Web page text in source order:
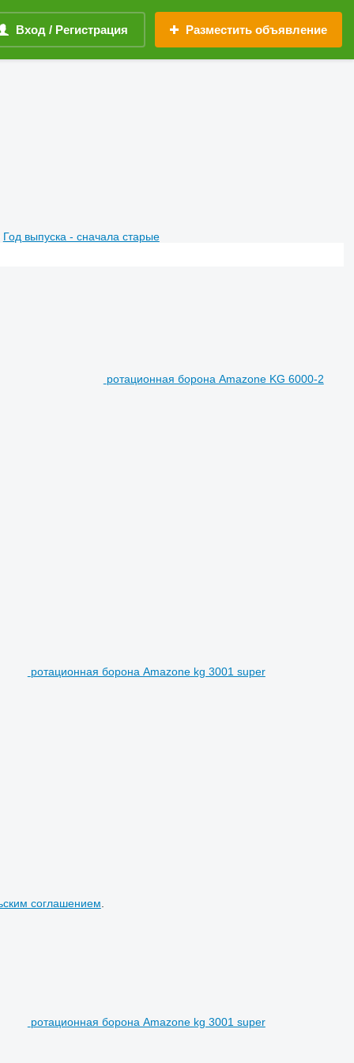
Вход / Регистрация Разместить объявление
Год выпуска - сначала старые
ротационная борона Amazone KG 6000-2
ротационная борона Amazone kg 3001 super
соглашением
ротационная борона Amazone kg 3001 super